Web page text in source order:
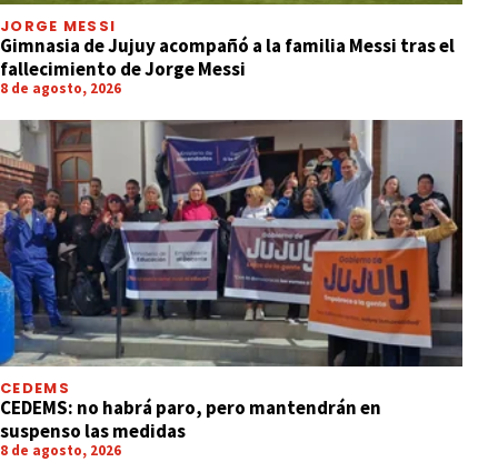
JORGE MESSI
Gimnasia de Jujuy acompañó a la familia Messi tras el
fallecimiento de Jorge Messi
8 de agosto, 2026
CEDEMS
CEDEMS: no habrá paro, pero mantendrán en
suspenso las medidas
8 de agosto, 2026